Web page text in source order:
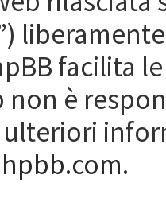
facilita
non è
ulteriori
.